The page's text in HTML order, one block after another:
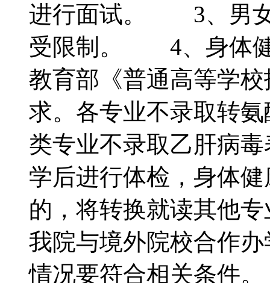
进行面试。 3、男女
受限制。 4、身体健
教育部《普通高等学
求。各专业不录取转
类专业不录取乙肝病
学后进行体检，身体
的，将转换就读其他
我院与境外院校合作
情况要符合相关条件